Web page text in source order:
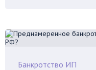
Банкротство ИП